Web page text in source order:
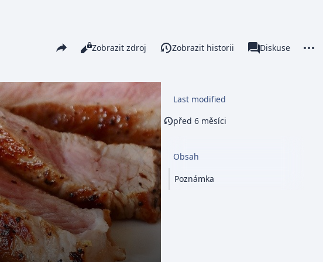
Share this pageZobrazení
Číst
Zobrazit zdroj Zobrazit historii associated-pages
Stránka
Diskuse
Last modified
před 6 měsíci
Obsah
Poznámka